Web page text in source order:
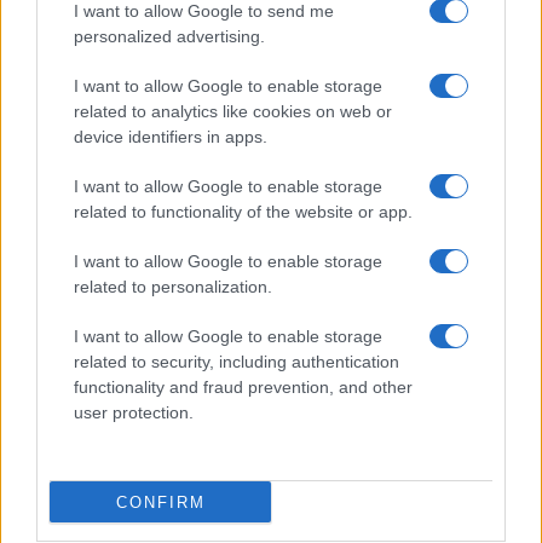
I want to allow Google to send me
personalized advertising.
I want to allow Google to enable storage
related to analytics like cookies on web or
device identifiers in apps.
I want to allow Google to enable storage
related to functionality of the website or app.
I want to allow Google to enable storage
related to personalization.
I want to allow Google to enable storage
related to security, including authentication
functionality and fraud prevention, and other
user protection.
CONFIRM